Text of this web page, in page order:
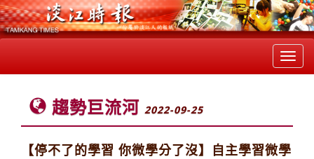
趨勢巨流河 2022-09-25
【停不了的學習 你微學分了沒】自主學習微學